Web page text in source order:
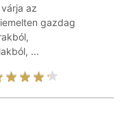
az
gazdag
...